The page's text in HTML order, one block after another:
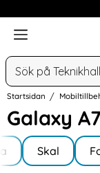
Meny
Sök
Startsidan
Galaxy
Hoppa
till
produkter
A70 Skal